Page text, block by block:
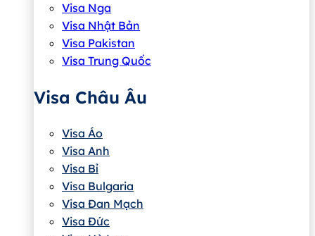
Visa Nga
Visa Nhật Bản
Visa Pakistan
Visa Trung Quốc
Visa Châu Âu
Visa Áo
Visa Anh
Visa Bỉ
Visa Bulgaria
Visa Đan Mạch
Visa Đức